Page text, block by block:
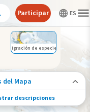
Migración de especies
del Mapa
de especies
descripciones
Participar